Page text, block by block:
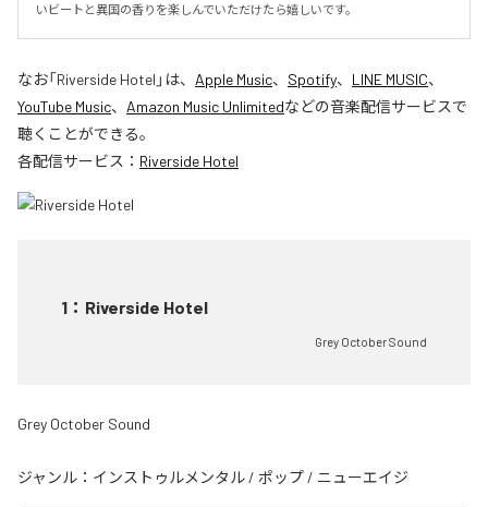
いビートと異国の香りを楽しんでいただけたら嬉しいです。
なお「Riverside Hotel 」は、 Apple Music、 Spotify、 LINE MUSIC、
YouTube Music、 Amazon Music Unlimitedなどの音楽配信サービスで
聴くことができる。
各配信サービス： Riverside Hotel
1 ： Riverside Hotel
Grey October Sound
Grey October Sound
ジャンル： インストゥルメンタル / ポップ / ニューエイジ